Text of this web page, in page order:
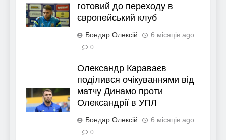
готовий до переходу в
європейський клуб
Бондар Олексій 6 місяців ago
0
Олександр Караваєв
поділився очікуваннями від
матчу Динамо проти
Олександрії в УПЛ
Бондар Олексій 6 місяців ago
0